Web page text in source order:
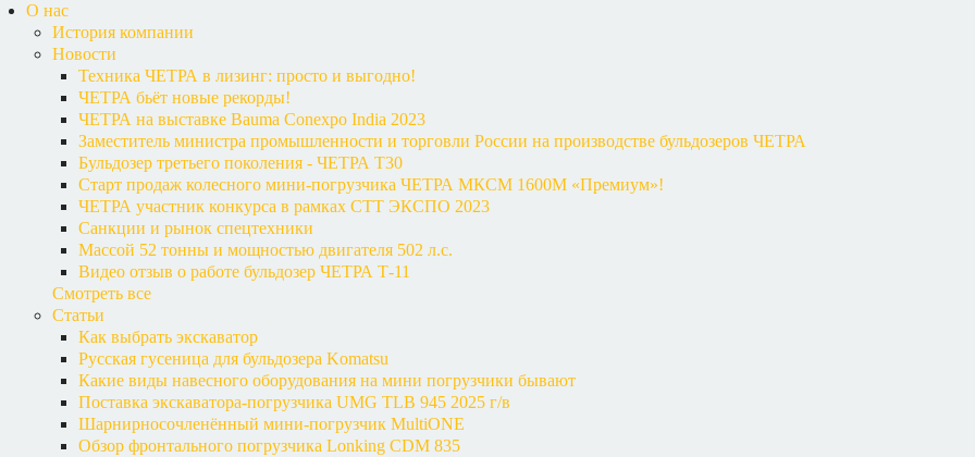
О нас
История компании
Новости
Техника ЧЕТРА в лизинг: просто и выгодно!
ЧЕТРА бьёт новые рекорды!
ЧЕТРА на выставке Bauma Conexpo India 2023
Заместитель министра промышленности и торговли России на производстве бульдозеров ЧЕТРА
Бульдозер третьего поколения - ЧЕТРА Т30
Старт продаж колесного мини-погрузчика ЧЕТРА МКСМ 1600М «Премиум»!
ЧЕТРА участник конкурса в рамках СТТ ЭКСПО 2023
Санкции и рынок спецтехники
Массой 52 тонны и мощностью двигателя 502 л.с.
Видео отзыв о работе бульдозер ЧЕТРА Т-11
Смотреть все
Статьи
Как выбрать экскаватор
Русская гусеница для бульдозера Komatsu
Какие виды навесного оборудования на мини погрузчики бывают
Поставка экскаватора-погрузчика UMG TLB 945 2025 г/в
Шарнирносочленённый мини-погрузчик MultiONE
Обзор фронтального погрузчика Lonking CDM 835